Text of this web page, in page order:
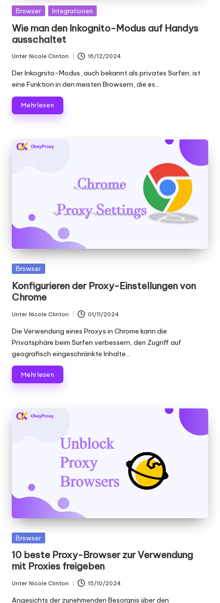
Gepostet
Browser Integrationen
Wie man den Inkognito-Modus auf Handys
ausschaltet
von
Unter Nicole Clinton 16/12/2024
Der Inkognito-Modus, auch bekannt als privates Surfen, ist
eine Funktion in den meisten Browsern, die es...
Mehr lesen
Gepostet
Browser
Konfigurieren der Proxy-Einstellungen von
Chrome
Geschrieben
von
Unter Nicole Clinton 01/11/2024
Die Verwendung eines Proxys in Chrome kann die
Privatsphäre beim Surfen verbessern, den Zugriff auf
geografisch eingeschränkte Inhalte...
Mehr lesen
Gepostet
Browser
10 beste Proxy-Browser zur Verwendung
mit Proxies freigeben
Geschrieben
von
Unter Nicole Clinton 15/10/2024
Angesichts der zunehmenden Besorgnis über den